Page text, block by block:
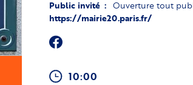
Public invité Ouverture tout
https://mairie20.paris.fr/
10:00